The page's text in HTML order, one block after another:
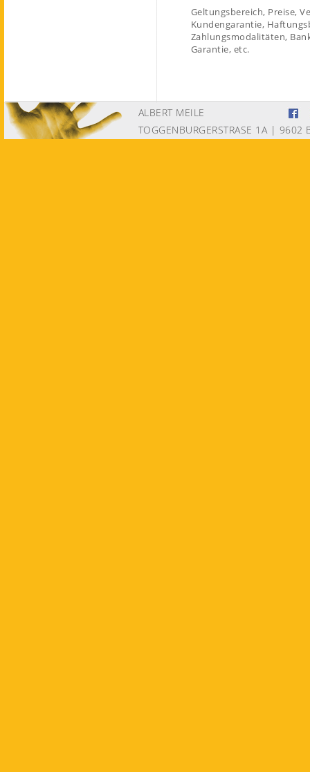
Geltungsbereich, Preise,
Kundengarantie,
Zahlungsmodalitäten,
Garantie, etc.
ALBERT MEILE
TOGGENBURGERSTRASE 1A |